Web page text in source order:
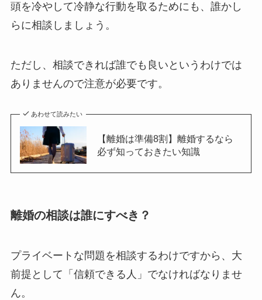
頭を冷やして冷静な行動を取るためにも、誰かし
らに相談しましょう。
ただし、相談できれば誰でも良いというわけでは
ありませんので注意が必要です。
あわせて読みたい
【離婚は準備8割】離婚するなら
必ず知っておきたい知識
離婚の相談は誰にすべき？
プライベートな問題を相談するわけですから、大
前提として「信頼できる人」でなければなりませ
ん。